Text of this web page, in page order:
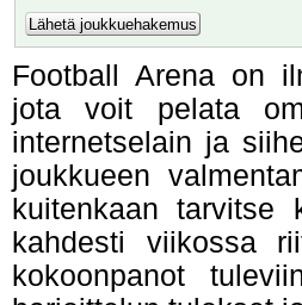
Football Arena on
jota voit pelata
internetselain ja
joukkueen
kuitenkaan
kahdesti viikossa
kokoonpanot